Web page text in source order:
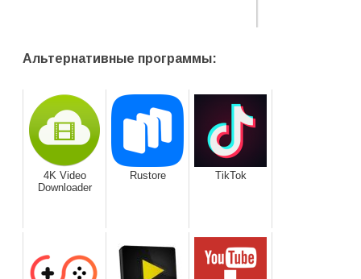
Альтернативные программы:
4K Video
Downloader
Rustore TikTok